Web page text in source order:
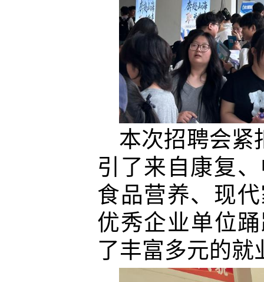
本次招聘会紧
引了来自康复
食品营养、现
优秀企业单位
了丰富多元的就